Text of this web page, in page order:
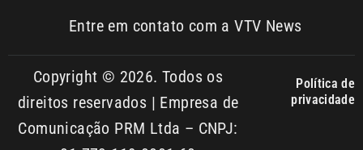
Copyright © 2026. Todos os
direitos reservados | Empresa de
Comunicação PRM Ltda – CNPJ:
01.773.119.0001-60
privacidade